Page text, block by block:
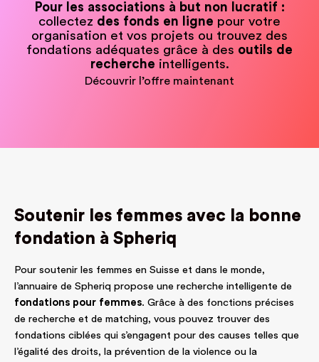
Pour les associations à but non lucratif :
collectez des fonds en ligne pour votre
organisation et vos projets ou trouvez des
fondations adéquates grâce à des outils de
recherche intelligents.
Découvrir l’offre maintenant
Soutenir les femmes avec la bonne
fondation à Spheriq
Pour soutenir les femmes en Suisse et dans le monde,
l’annuaire de Spheriq propose une recherche intelligente de
fondations pour femmes. Grâce à des fonctions précises
de recherche et de matching, vous pouvez trouver des
fondations ciblées qui s’engagent pour des causes telles que
l’égalité des droits, la prévention de la violence ou la